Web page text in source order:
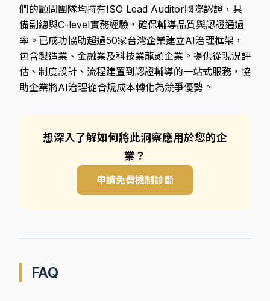
們的顧問團隊均持有ISO Lead Auditor國際認證，具
備副總與C-level實務經驗，確保輔導品質與認證通過
率。已成功協助超過50家台灣企業建立AI治理框架，
包含製造業、金融業及科技業龍頭企業。提供從現況評
估、制度設計、流程建置到認證輔導的一站式服務，協
助企業將AI治理從合規成本轉化為競爭優勢。
想深入了解如何將此洞察應用於您的企
業？
申請免費機制診斷
FAQ